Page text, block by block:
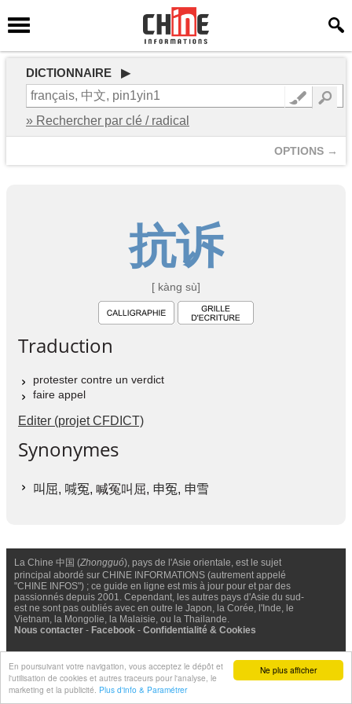
Ne plus afficher
En poursuivant votre navigation, vous acceptez le dépôt et
l'utilisation de cookies et autres traceurs pour l'analyse, le
marketing et la publicité. Plus d'info & Paramétrer
DICTIONNAIRE ▶
» Rechercher par clé / radical
OPTIONS →
抗诉
[ kàng sù]
Traduction
protester contre un verdict
faire appel
Editer (projet CFDICT)
Synonymes
叫屈, 喊冤, 喊冤叫屈, 申冤, 申雪
La Chine 中国 (Zhongguó), pays de l'Asie orientale, est le sujet
principal abordé sur CHINE INFORMATIONS (autrement appelé
"CHINE INFOS") ; ce guide en ligne est mis à jour pour et par des
passionnés depuis 2001. Cependant, les autres pays d'Asie du sud-
est ne sont pas oubliés avec en outre le Japon, la Corée, l'Inde, le
Vietnam, la Mongolie, la Malaisie, ou la Thailande.
Nous contacter - Facebook - Confidentialité & Cookies
© Chine Informations, 2026 - Tous droits réservés (depuis 2001)